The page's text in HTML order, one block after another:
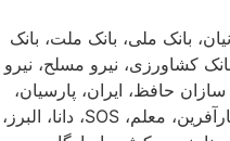
بانک ملی، بانک ملت، بانک
کشاورزی، نیرو مسلح، نیرو
حافظ، ایران، پارسیان،
بیمه ملت، دی، تعاون، سامان، ما، کارآفرین، معلم، SOS، دانا، البرز،